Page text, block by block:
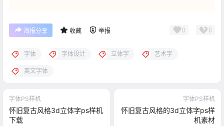
海报分享 收藏 举报 0 0
字体 字体设计 立体字 艺术字
英文字体
字体PS样机
怀旧复古风格3d立体字ps样机
下载
字体PS样机
怀旧复古风格的3d立体字ps样
机素材